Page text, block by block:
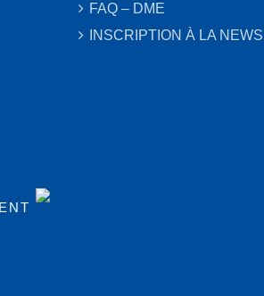
FAQ – DME
INSCRIPTION À LA